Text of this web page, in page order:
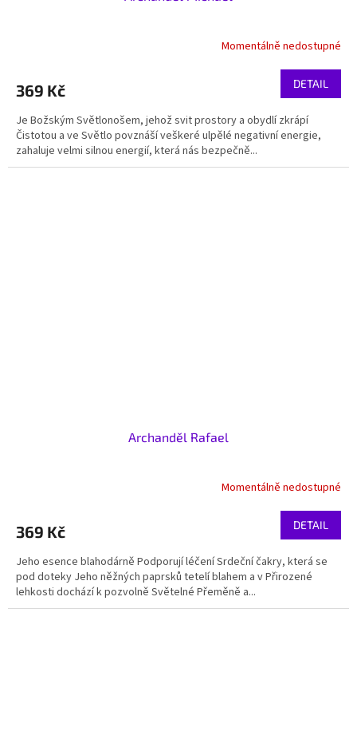
Momentálně nedostupné
369 Kč DETAIL
Je Božským Světlonošem, jehož svit prostory a obydlí zkrápí
Čistotou a ve Světlo povznáší veškeré ulpělé negativní energie,
zahaluje velmi silnou energií, která nás bezpečně...
Archanděl Rafael
Momentálně nedostupné
369 Kč DETAIL
Jeho esence blahodárně Podporují léčení Srdeční čakry, která se
pod doteky Jeho něžných paprsků tetelí blahem a v Přirozené
lehkosti dochází k pozvolně Světelné Přeměně a...